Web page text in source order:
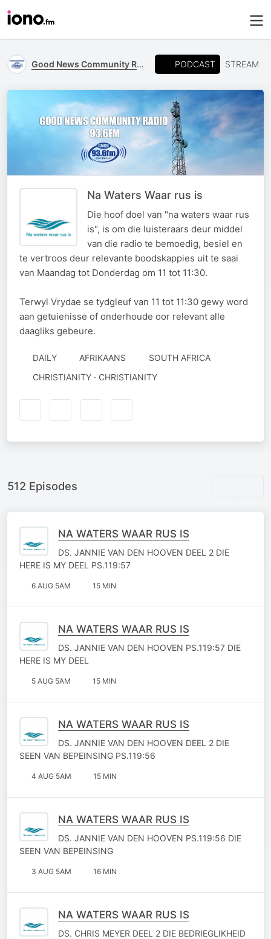
Good News Community Radio 93.6 FM PODCAST STREAM
Na Waters Waar rus is
Die hoof doel van "na waters waar rus
is", is om die luisteraars deur middel
van die radio te bemoedig, besiel en
te vertroos deur relevante boodskappies uit te saai
van Maandag tot Donderdag om 11 tot 11:30.
Terwyl Vrydae se tydgleuf van 11 tot 11:30 gewy word
aan getuienisse of onderhoude oor relevant alle
daagliks gebeure.
DAILY AFRIKAANS
SOUTH AFRICA
CHRISTIANITY · CHRISTIANITY
512 Episodes
NA WATERS WAAR RUS IS
DS. JANNIE VAN DEN HOOVEN DEEL 2 DIE
HERE IS MY DEEL PS.119:57
6 AUG 5AM 15 MIN
NA WATERS WAAR RUS IS
DS. JANNIE VAN DEN HOOVEN PS.119:57 DIE
HERE IS MY DEEL
5 AUG 5AM 15 MIN
NA WATERS WAAR RUS IS
DS. JANNIE VAN DEN HOOVEN DEEL 2 DIE
SEEN VAN BEPEINSING PS.119:56
4 AUG 5AM 15 MIN
NA WATERS WAAR RUS IS
DS. JANNIE VAN DEN HOOVEN PS.119:56 DIE
SEEN VAN BEPEINSING
3 AUG 5AM 16 MIN
NA WATERS WAAR RUS IS
DS. CHRIS MEYER DEEL 2 DIE BEDRIEGLIKHEID